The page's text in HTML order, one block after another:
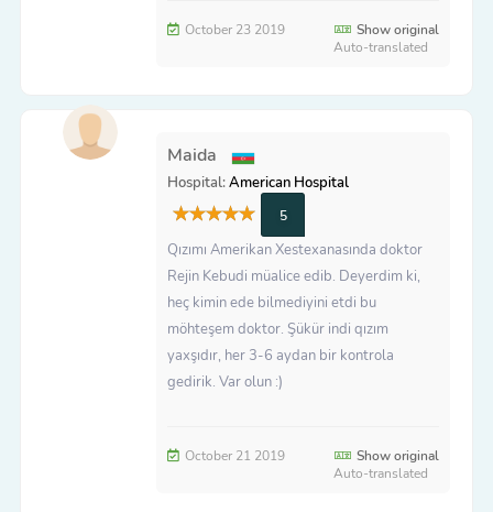
October 23 2019
Show original
Auto-translated
Maida
Hospital:American Hospital
5
Qızımı Amerikan Xestexanasında doktor
Rejin Kebudi müalice edib. Deyerdim ki,
heç kimin ede bilmediyini etdi bu
möhteşem doktor. Şükür indi qızım
yaxşıdır, her 3-6 aydan bir kontrola
gedirik. Var olun :)
October 21 2019
Show original
Auto-translated